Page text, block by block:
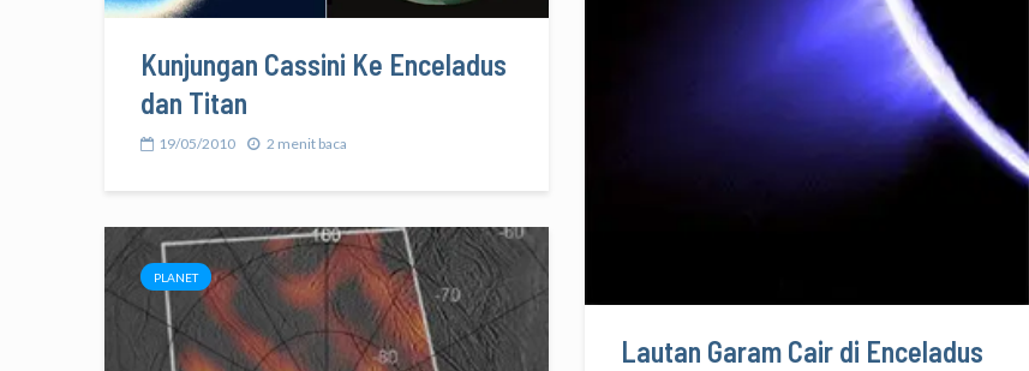
Kunjungan Cassini Ke Enceladus
dan Titan
19/05/2010 2 menit baca
Lautan Garam Cair di Enceladus
PLANET